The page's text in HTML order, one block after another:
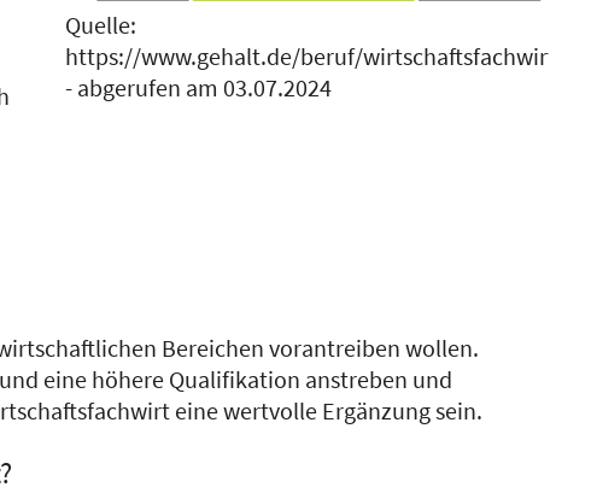
Quelle:
https://www.gehalt.de/beruf/wirtschaftsfachwirt
- abgerufen am 03.07.2024
Bereichen vorantreiben wollen.
eine höhere Qualifikation anstreben und
eine wertvolle Ergänzung sein.